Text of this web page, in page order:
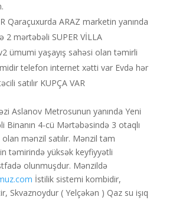
Qaraçuxurda ARAZ marketin yanında
2 mərtəbəli SUPER VİLLA
ümumi yaşayış sahəsi olan təmirli
telefon internet xətti var Evdə hər
satılır KUPÇA VAR
Aslanov Metrosunun yanında Yeni
Binanın 4-cü Mərtəbəsində 3 otaqlı
mənzil satılır. Mənzil tam
təmirində yüksək keyfiyyətli
olunmuşdur. Mənzildə
İstilik sistemi kombidir,
Skvaznoydur ( Yelçəkən ) Qaz su işıq